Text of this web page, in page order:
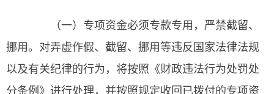
（一）专项资金必须专款专用，严禁截留、
挪用。对弄虚作假、截留、挪用等违反国家法律法规
以及有关纪律的行为，将按照《财政违法行为处罚处
分条例》进行处理，并按照规定收回已拨付的专项资